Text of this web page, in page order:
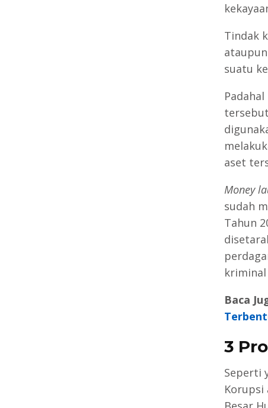
Tindak
suatu
aset
Money
sudah
Tahun
Baca
3
Seperti
Korupsi